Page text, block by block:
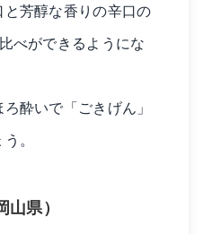
芳醇な香りの辛口の
べができるようにな
酔いで「ごきげん」
。
県）